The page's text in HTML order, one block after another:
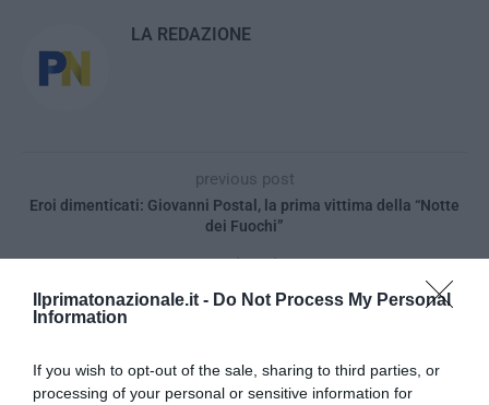
Ilprimatonazionale.it - Do Not Process My Personal
Information
If you wish to opt-out of the sale, sharing to third parties, or
processing of your personal or sensitive information for
LA REDAZIONE
previous post
Eroi dimenticati: Giovanni Postal, la prima vittima della “Notte
dei Fuochi”
next post
Stati generali, Conte: “Non sprecheremo un euro”. Ma la Troika
(invitata a Villa Pamphili) già detta legge
YOU MAY ALSO LIKE